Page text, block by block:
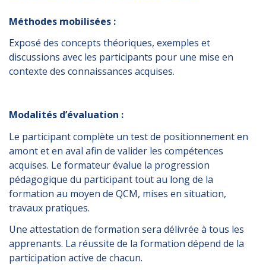
Méthodes mobilisées :
Exposé des concepts théoriques, exemples et
discussions avec les participants pour une mise en
contexte des connaissances acquises.
Modalités d’évaluation :
Le participant complète un test de positionnement en
amont et en aval afin de valider les compétences
acquises. Le formateur évalue la progression
pédagogique du participant tout au long de la
formation au moyen de QCM, mises en situation,
travaux pratiques.
Une attestation de formation sera délivrée à tous les
apprenants. La réussite de la formation dépend de la
participation active de chacun.